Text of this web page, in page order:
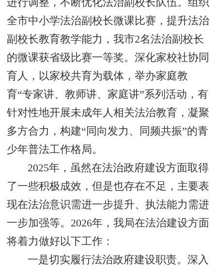
全市中小学法治副校长微课比赛，提升法治
副校长教育教学能力，我市2名法治副校长
的微课获省级比赛一等奖。深化家校社协同
育人，以家校共育为载体，举办家庭教
育“专家讲、教师讲、家庭讲”系列活动，有
针对性地开展未成年人相关法治教育，凝聚
多方合力，构建“同向发力、同频共振”的青
少年普法工作格局。
2025年，虽然在法治政府建设方面取得
了一些积极成效，但是也存在不足，主要表
现在法治意识需进一步提升、执法能力需进
一步加强等。2026年，我局在法治建设方面
将着力做好以下工作：
一是切实履行法治政府建设职责。深入